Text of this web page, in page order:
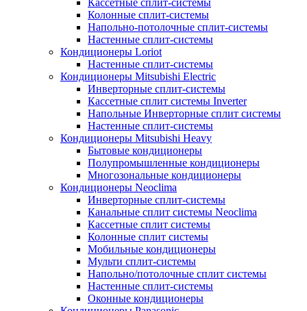
Колонные сплит-системы
Напольно-потолочные сплит-системы
Настенные сплит-системы
Кондиционеры Loriot
Настенные сплит-системы
Кондиционеры Mitsubishi Electric
Инверторные сплит-системы
Кассетные сплит системы Inverter
Напольные Инверторные сплит системы
Настенные сплит-системы
Кондиционеры Mitsubishi Heavy
Бытовые кондиционеры
Полупромышленные кондиционеры
Многозональные кондиционеры
Кондиционеры Neoclima
Инверторные сплит-системы
Канальные сплит системы Neoclima
Кассетные сплит системы
Колонные сплит системы
Мобильные кондиционеры
Мульти сплит-системы
Напольно/потолочные сплит системы
Настенные сплит-системы
Оконные кондиционеры